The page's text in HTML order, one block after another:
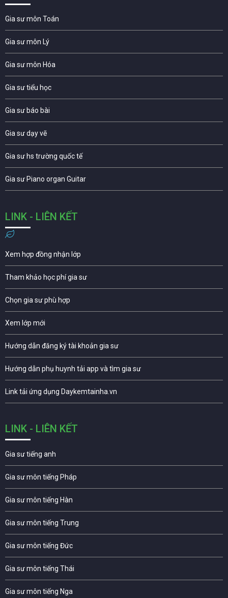
Gia sư môn Toán
Gia sư môn Lý
Gia sư môn Hóa
Gia sư tiểu học
Gia sư báo bài
Gia sư dạy vẽ
Gia sư hs trường quốc tế
Gia sư Piano organ Guitar
LINK - LIÊN KẾT
Xem hợp đồng nhận lớp
Tham khảo học phí gia sư
Chọn gia sư phù hợp
Xem lớp mới
Hướng dẫn đăng ký tài khoản gia sư
Hướng dẫn phụ huynh tải app và tìm gia sư
Link tải ứng dụng Daykemtainha.vn
LINK - LIÊN KẾT
Gia sư tiếng anh
Gia sư môn tiếng Pháp
Gia sư môn tiếng Hàn
Gia sư môn tiếng Trung
Gia sư môn tiếng Đức
Gia sư môn tiếng Thái
Gia sư môn tiếng Nga